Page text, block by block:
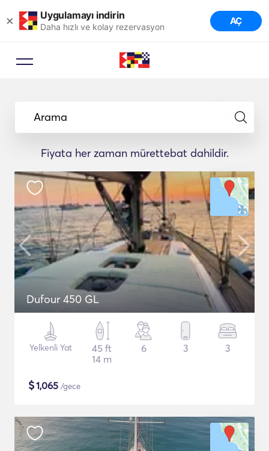
× Uygulamayı indirin
Daha hızlı ve kolay rezervasyon AÇ
Arama
Fiyata her zaman mürettebat dahildir.
Dufour 450 GL
Yelkenli Yat
45 ft
14 m
6 3 3
$1,065 /gece